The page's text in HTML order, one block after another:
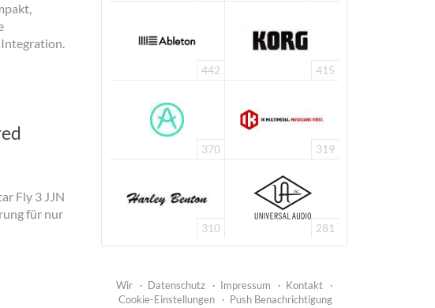
Fly 3 JJN
für nur
442 415
370 319
310 281
Wir · Datenschutz · Impressum · Kontakt
·
Cookie-Einstellungen
· Push Benachrichtigung